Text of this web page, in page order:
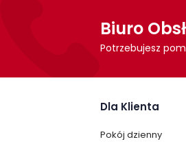
Biuro
Potrzebujesz
Dla Klienta
Pokój dzienny